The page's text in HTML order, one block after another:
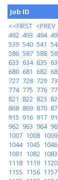
Job ID
<<FIRST <PREV
492 493 494
539 540 541
586 587 588
633 634 635
680 681 682
727 728 729
774 775 776
821 822 823
868 869 870
915 916 917
962 963 964
1007 1008 1009
1044 1045 1046
1081 1082 1083
1118 1119 1120
1155 1156 1157